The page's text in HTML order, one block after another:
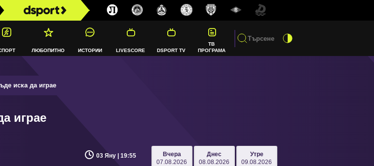
ЛЮБОПИТНО ИСТОРИИ LIVESCORE DSPORT TV
ТВ
ПРОГРАМА
иска да играе
играе
03 Яну | 19:55
Вчера
07.08.2026
Днес
08.08.2026
Утре
09.08.2026